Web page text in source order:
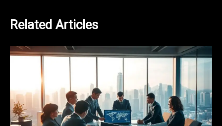
Related Articles